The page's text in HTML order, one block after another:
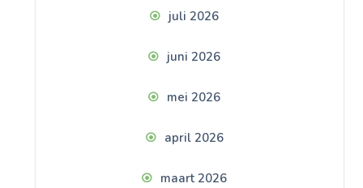
juli 2026
juni 2026
mei 2026
april 2026
maart 2026